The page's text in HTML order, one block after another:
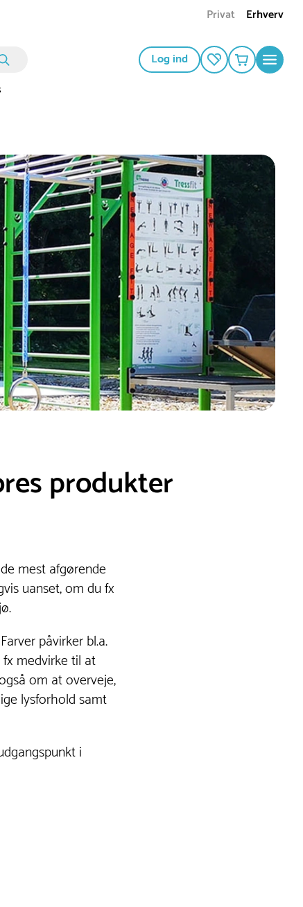
Privat Erhverv
Log ind
produkter
mest afgørende
uanset, om du fx
påvirker bl.a.
medvirke til at
om at overveje,
lysforhold samt
i